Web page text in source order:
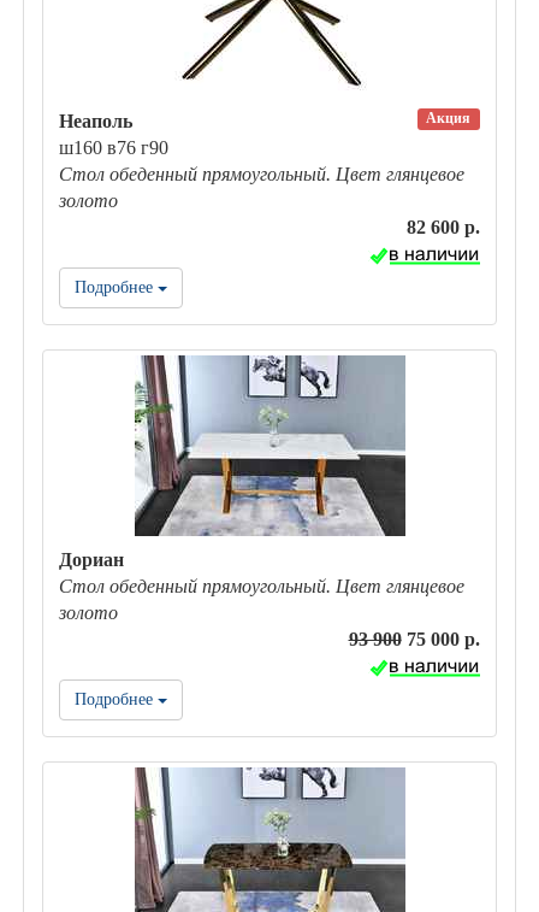
Акция
Неаполь
ш160 в76 г90
Стол обеденный прямоугольный. Цвет глянцевое
золото
82 600 р.
Подробнее
Дориан
Стол обеденный прямоугольный. Цвет глянцевое
золото
93 90075 000 р.
Подробнее